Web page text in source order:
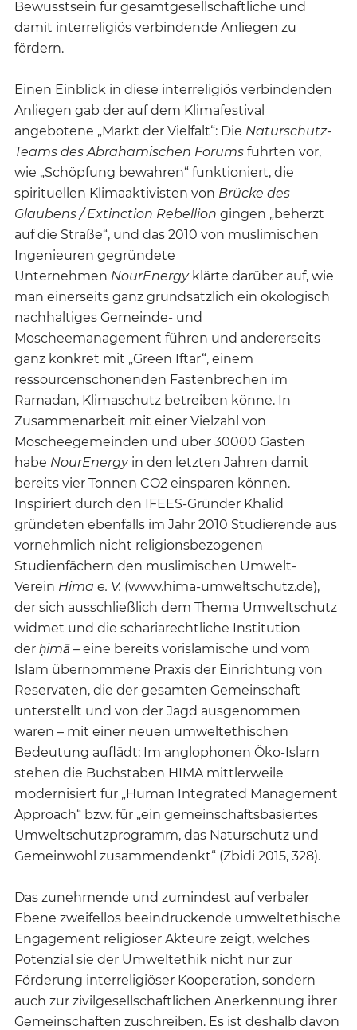
Bewusstsein für gesamtgesellschaftliche und
damit interreligiös verbindende Anliegen zu
fördern.
Einen Einblick in diese interreligiös verbindenden
Anliegen gab der auf dem Klimafestival
angebotene „Markt der Vielfalt“: Die Naturschutz-
Teams des Abrahamischen Forums führten vor,
wie „Schöpfung bewahren“ funktioniert, die
spirituellen Klimaaktivisten von Brücke des
Glaubens / Extinction Rebellion gingen „beherzt
auf die Straße“, und das 2010 von muslimischen
Ingenieuren gegründete
Unternehmen NourEnergyklärte darüber auf, wie
man einerseits ganz grundsätzlich ein ökologisch
nachhaltiges Gemeinde- und
Moscheemanagement führen und andererseits
ganz konkret mit „Green Iftar“, einem
ressourcenschonenden Fastenbrechen im
Ramadan, Klimaschutz betreiben könne. In
Zusammenarbeit mit einer Vielzahl von
Moscheegemeinden und über 30000 Gästen
habe NourEnergyin den letzten Jahren damit
bereits vier Tonnen CO2 einsparen können.
Inspiriert durch den IFEES-Gründer Khalid
gründeten ebenfalls im Jahr 2010 Studierende aus
vornehmlich nicht religionsbezogenen
Studienfächern den muslimischen Umwelt-
Verein Hima e. V. (www.hima-umweltschutz.de),
der sich ausschließlich dem Thema Umweltschutz
widmet und die schariarechtliche Institution
der ḥimā – eine bereits vorislamische und vom
Islam übernommene Praxis der Einrichtung von
Reservaten, die der gesamten Gemeinschaft
unterstellt und von der Jagd ausgenommen
waren – mit einer neuen umweltethischen
Bedeutung auflädt: Im anglophonen Öko-Islam
stehen die Buchstaben HIMA mittlerweile
modernisiert für „Human Integrated Management
Approach“ bzw. für „ein gemeinschaftsbasiertes
Umweltschutzprogramm, das Naturschutz und
Gemeinwohl zusammendenkt“ (Zbidi 2015, 328).
Das zunehmende und zumindest auf verbaler
Ebene zweifellos beeindruckende umweltethische
Engagement religiöser Akteure zeigt, welches
Potenzial sie der Umweltethik nicht nur zur
Förderung interreligiöser Kooperation, sondern
auch zur zivilgesellschaftlichen Anerkennung ihrer
Gemeinschaften zuschreiben. Es ist deshalb davon